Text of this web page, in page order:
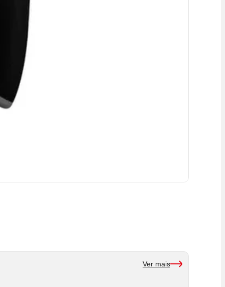
Ver mais